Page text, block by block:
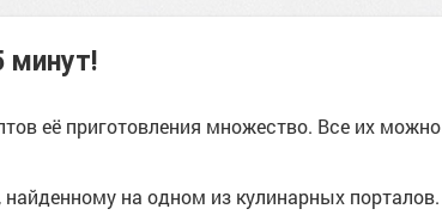
минут!
её приготовления множество. Все их можно
на одном из кулинарных порталов.